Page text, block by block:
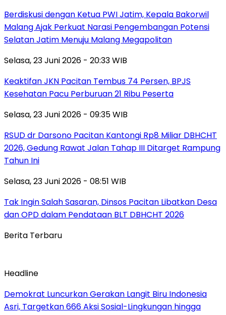
Berdiskusi dengan Ketua PWI Jatim, Kepala Bakorwil
Malang Ajak Perkuat Narasi Pengembangan Potensi
Selatan Jatim Menuju Malang Megapolitan
Selasa, 23 Juni 2026 - 20:33 WIB
Keaktifan JKN Pacitan Tembus 74 Persen, BPJS
Kesehatan Pacu Perburuan 21 Ribu Peserta
Selasa, 23 Juni 2026 - 09:35 WIB
RSUD dr Darsono Pacitan Kantongi Rp8 Miliar DBHCHT
2026, Gedung Rawat Jalan Tahap III Ditarget Rampung
Tahun Ini
Selasa, 23 Juni 2026 - 08:51 WIB
Tak Ingin Salah Sasaran, Dinsos Pacitan Libatkan Desa
dan OPD dalam Pendataan BLT DBHCHT 2026
Berita Terbaru
Headline
Demokrat Luncurkan Gerakan Langit Biru Indonesia
Asri, Targetkan 666 Aksi Sosial-Lingkungan hingga